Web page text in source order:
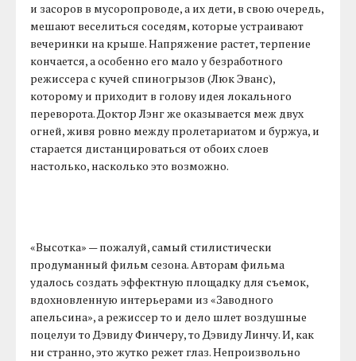
и засоров в мусоропроводе, а их дети, в свою очередь,
мешают веселиться соседям, которые устраивают
вечеринки на крыше. Напряжение растет, терпение
кончается, а особенно его мало у безработного
режиссера с кучей спиногрызов (Люк Эванс),
которому и приходит в голову идея локального
переворота. Доктор Лэнг же оказывается меж двух
огней, живя ровно между пролетариатом и буржуа, и
старается дистанцироваться от обоих слоев
настолько, насколько это возможно.
«Высотка» — пожалуй, самый стилистически
продуманный фильм сезона. Авторам фильма
удалось создать эффектную площадку для съемок,
вдохновленную интерьерами из «Заводного
апельсина», а режиссер то и дело шлет воздушные
поцелуи то Дэвиду Финчеру, то Дэвиду Линчу. И, как
ни странно, это жутко режет глаз. Непроизвольно